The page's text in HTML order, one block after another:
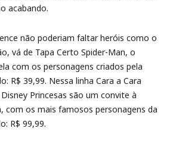
acabando.
não poderiam faltar heróis como o
vá de Tapa Certo Spider-Man, o
com os personagens criados pela
R$ 39,99. Nessa linha Cara a Cara
Princesas são um convite à
com os mais famosos personagens da
R$ 99,99.